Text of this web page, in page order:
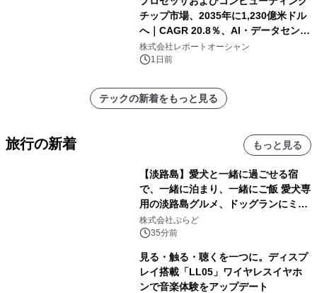
チップ市場、2035年に1,230億米ドル
へ｜CAGR 20.8％、AI・データセンタ
ー需要が成長を牽引
株式会社レポートオーシャン
1日前
テックの新着をもっと見る
旅行の新着 もっと見る
【淡路島】愛犬と一緒に過ごせる宿
で、一緒に泊まり、一緒にご飯 愛犬専
用の淡路島グルメ、ドッグランにミニ
プール グランピングとトレーラーハウ
スの2施設で
株式会社ぷらど
35分前
見る・触る・聴くを一つに。ディスプ
レイ搭載「LL05」ワイヤレスイヤホ
ンで音楽体験をアップデート